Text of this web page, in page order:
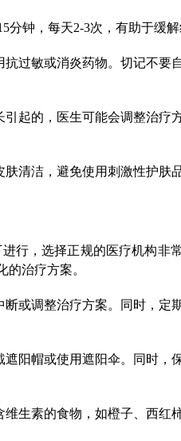
钟，每天2-3次，有助于缓解
过敏或消炎药物。切记不要
起的，医生可能会调整治疗
清洁，避免使用刺激性护肤
行，选择正规的医疗机构非
治疗方案。
或调整治疗方案。同时，定
阳帽或使用遮阳伞。同时，
生素的食物，如橙子、西红